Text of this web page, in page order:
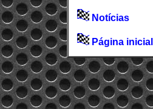
Notícias
Página inicial